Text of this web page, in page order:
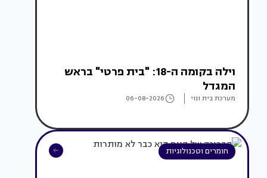
וילה בקומה ה-18: "בית פרטי" בראש
המגדל
מערכת בית ונוי 06-08-2026
חומרים וטכנולוגיות